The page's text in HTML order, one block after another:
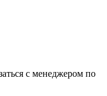
с менеджером по